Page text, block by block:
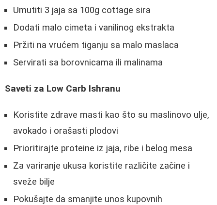
Umutiti 3 jaja sa 100g cottage sira
Dodati malo cimeta i vanilinog ekstrakta
Pržiti na vrućem tiganju sa malo maslaca
Servirati sa borovnicama ili malinama
Saveti za Low Carb Ishranu
Koristite zdrave masti kao što su maslinovo ulje,
avokado i orašasti plodovi
Prioritirajte proteine iz jaja, ribe i belog mesa
Za variranje ukusa koristite različite začine i
sveže bilje
Pokušajte da smanjite unos kupovnih